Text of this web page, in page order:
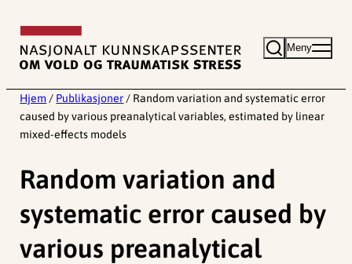
innhold
Meny
Hjem / Publikasjoner / Random variation and systematic error
caused by various preanalytical variables, estimated by linear
mixed-effects models
Random variation and
systematic error caused by
various preanalytical